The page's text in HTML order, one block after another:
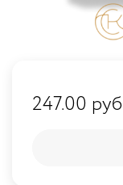
247.00 руб